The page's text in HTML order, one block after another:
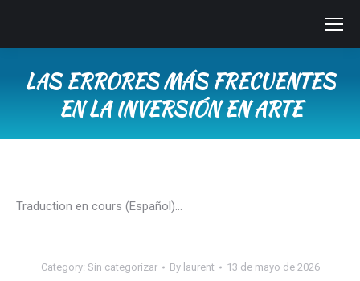
LAS ERRORES MÁS FRECUENTES
EN LA INVERSIÓN EN ARTE
Traduction en cours (Español)…
Category: Sin categorizar By laurent 13 de mayo de 2026